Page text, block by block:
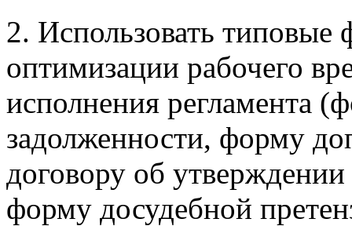
2. Использовать
оптимизации рабочего
исполнения регламента
задолженности, форму
договору об
форму досудебной